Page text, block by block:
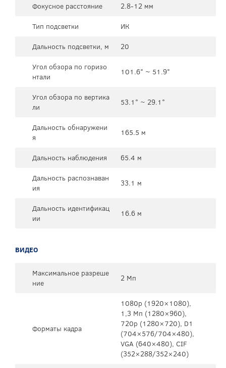
Фокусное расстояние
2.8-12 мм
Тип подсветки
ИК
Дальность подсветки, м
20
Угол обзора по горизо
нтали
101.6° ~ 51.9°
Угол обзора по вертика
ли
53.1° ~ 29.1°
Дальность обнаружени
я
165.5 м
Дальность наблюдения
65.4 м
Дальность распознаван
ия
33.1 м
Дальность идентификац
ии
16.6 м
ВИДЕО
Максимальное разреше
ние
2 Мп
Форматы кадра
1080p (1920×1080),
1,3 Mп (1280×960),
720p (1280×720), D1
(704×576/704×480),
VGA (640×480), CIF
(352×288/352×240)